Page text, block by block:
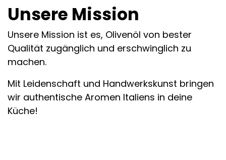
Unsere Mission
Unsere Mission ist es, Olivenöl von bester
Qualität zugänglich und erschwinglich zu
machen.
Mit Leidenschaft und Handwerkskunst bringen
wir authentische Aromen Italiens in deine
Küche!